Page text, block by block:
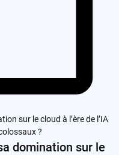
domination sur le